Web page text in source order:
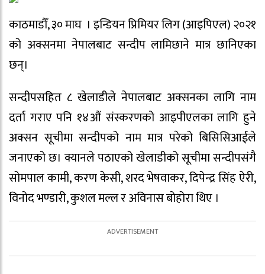
काठमाडौँ, ३० माघ । इन्डियन प्रिमियर लिग (आइपिएल) २०२१
को अक्सनमा नेपालबाट सन्दीप लामिछाने मात्र छानिएका
छन्।
सन्दीपसहित ८ खेलाडीले नेपालबाट अक्सनका लागि नाम
दर्ता गराए पनि १४औं संस्करणको आइपीएलका लागि हुने
अक्सन सूचीमा सन्दीपको नाम मात्र परेको बिसिसिआईले
जनाएको छ। क्यानले पठाएको खेलाडीको सूचीमा सन्दीपसंगै
सोमपाल कामी, करण केसी, शरद भेषवाकर, दिपेन्द्र सिंह ऐरी,
विनोद भण्डारी, कुशल मल्ल र अविनास बोहोरा थिए ।